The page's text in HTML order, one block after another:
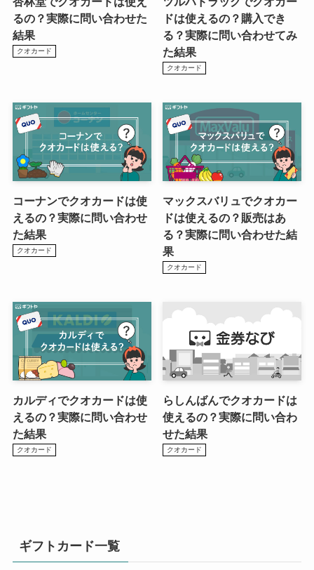
るの？実際に問い合わせた
結果
クオカード
ドは使えるの？購入でき
る？実際に問い合わせてみ
た結果
クオカード
コーナンでクオカードは使
えるの？実際に問い合わせ
た結果
クオカード
マックスバリュでクオカー
ドは使えるの？販売はあ
る？実際に問い合わせた結
果
クオカード
カルディでクオカードは使
えるの？実際に問い合わせ
た結果
クオカード
らしんばんでクオカードは
使えるの？実際に問い合わ
せた結果
クオカード
ギフトカード一覧